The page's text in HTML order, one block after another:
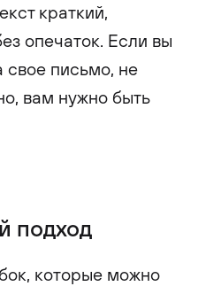
краткий,
опечаток. Если вы
свое письмо, не
вам нужно быть
подход
которые можно